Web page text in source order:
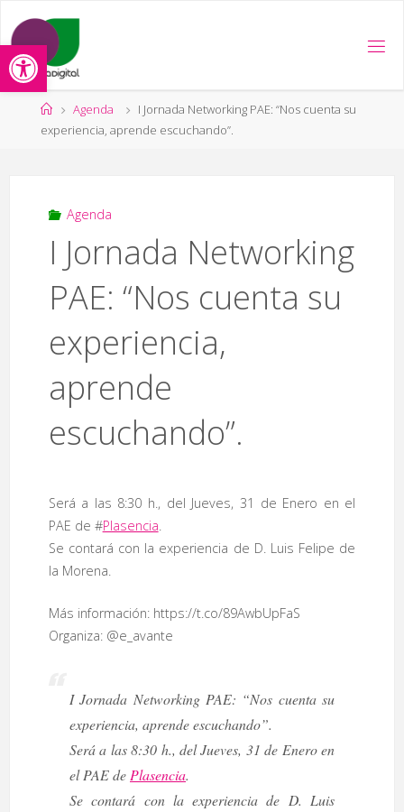
Abrir barra de herramientas
contenido
Página
de
Agenda
I Jornada Networking PAE: “Nos cuenta su
experiencia, aprende escuchando”.
Agenda
I Jornada Networking
PAE: “Nos cuenta su
experiencia,
aprende
escuchando”.
Será a las 8:30 h., del Jueves, 31 de Enero en el
PAE de #Plasencia.
Se contará con la experiencia de D. Luis Felipe de
la Morena.
Más información: https://t.co/89AwbUpFaS
Organiza: @e_avante
I Jornada Networking PAE: “Nos cuenta su
experiencia, aprende escuchando”.
Será a las 8:30 h., del Jueves, 31 de Enero en
el PAE de Plasencia.
Se contará con la experiencia de D. Luis